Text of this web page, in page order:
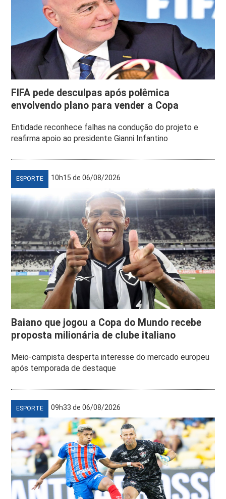
FIFA pede desculpas após polêmica
envolvendo plano para vender a Copa
Entidade reconhece falhas na condução do projeto e
reafirma apoio ao presidente Gianni Infantino
ESPORTE 10h15 de 06/08/2026
Baiano que jogou a Copa do Mundo recebe
proposta milionária de clube italiano
Meio-campista desperta interesse do mercado europeu
após temporada de destaque
ESPORTE 09h33 de 06/08/2026